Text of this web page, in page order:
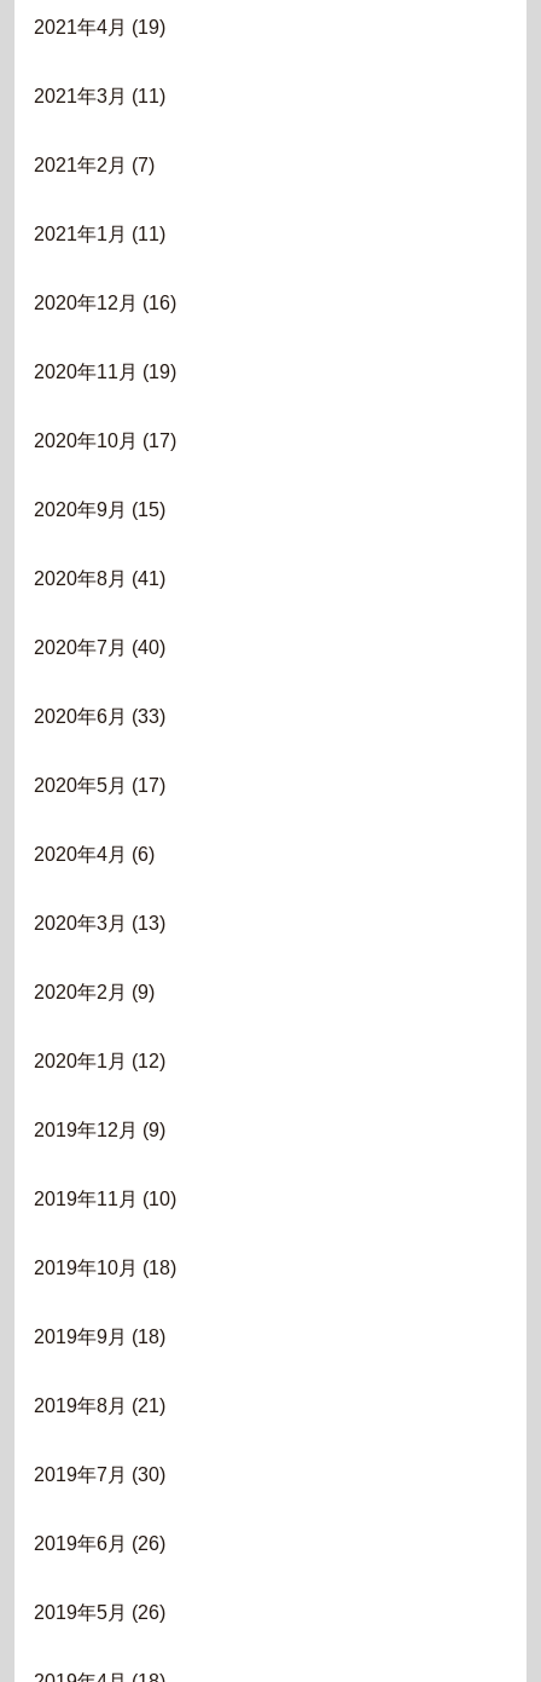
2021年4月 (19)
2021年3月 (11)
2021年2月 (7)
2021年1月 (11)
2020年12月 (16)
2020年11月 (19)
2020年10月 (17)
2020年9月 (15)
2020年8月 (41)
2020年7月 (40)
2020年6月 (33)
2020年5月 (17)
2020年4月 (6)
2020年3月 (13)
2020年2月 (9)
2020年1月 (12)
2019年12月 (9)
2019年11月 (10)
2019年10月 (18)
2019年9月 (18)
2019年8月 (21)
2019年7月 (30)
2019年6月 (26)
2019年5月 (26)